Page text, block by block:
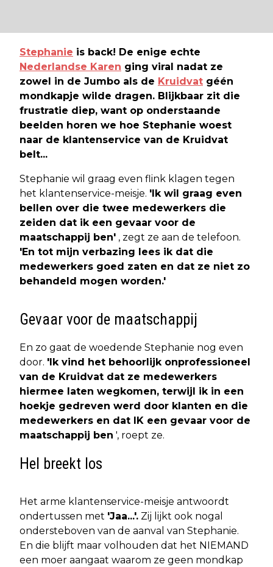
Stephanie is back! De enige echte
Nederlandse Karen ging viral nadat ze
zowel in de Jumbo als de Kruidvat géén
mondkapje wilde dragen. Blijkbaar zit die
frustratie diep, want op onderstaande
beelden horen we hoe Stephanie woest
naar de klantenservice van de Kruidvat
belt...
Stephanie wil graag even flink klagen tegen
het klantenservice-meisje. 'Ik wil graag even
bellen over die twee medewerkers die
zeiden dat ik een gevaar voor de
maatschappij ben' , zegt ze aan de telefoon.
'En tot mijn verbazing lees ik dat die
medewerkers goed zaten en dat ze niet zo
behandeld mogen worden.'
Gevaar voor de maatschappij
En zo gaat de woedende Stephanie nog even
door. 'Ik vind het behoorlijk onprofessioneel
van de Kruidvat dat ze medewerkers
hiermee laten wegkomen, terwijl ik in een
hoekje gedreven werd door klanten en die
medewerkers en dat IK een gevaar voor de
maatschappij ben ', roept ze.
Hel breekt los
Het arme klantenservice-meisje antwoordt
ondertussen met 'Jaa...'. Zij lijkt ook nogal
ondersteboven van de aanval van Stephanie.
En die blijft maar volhouden dat het NIEMAND
een moer aangaat waarom ze geen mondkap